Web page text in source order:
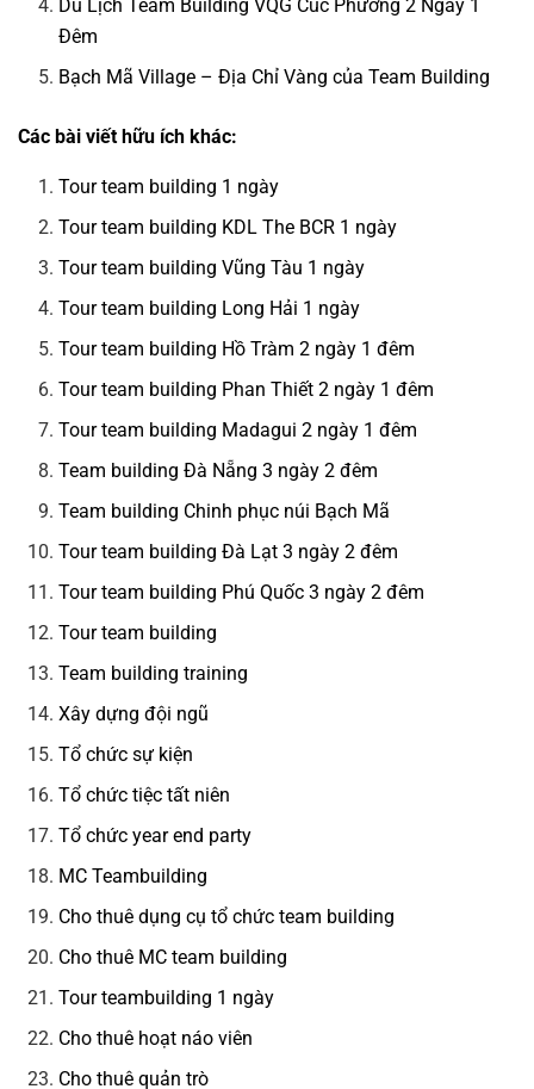
Du Lịch Team Building VQG Cúc Phương 2 Ngày 1
Đêm
Bạch Mã Village – Địa Chỉ Vàng của Team Building
Các bài viết hữu ích khác:
Tour team building 1 ngày
Tour team building KDL The BCR 1 ngày
Tour team building Vũng Tàu 1 ngày
Tour team building Long Hải 1 ngày
Tour team building Hồ Tràm 2 ngày 1 đêm
Tour team building Phan Thiết 2 ngày 1 đêm
Tour team building Madagui 2 ngày 1 đêm
Team building Đà Nẵng 3 ngày 2 đêm
Team building Chinh phục núi Bạch Mã
Tour team building Đà Lạt 3 ngày 2 đêm
Tour team building Phú Quốc 3 ngày 2 đêm
Tour team building
Team building training
Xây dựng đội ngũ
Tổ chức sự kiện
Tổ chức tiệc tất niên
Tổ chức year end party
MC Teambuilding
Cho thuê dụng cụ tổ chức team building
Cho thuê MC team building
Tour teambuilding 1 ngày
Cho thuê hoạt náo viên
Cho thuê quản trò